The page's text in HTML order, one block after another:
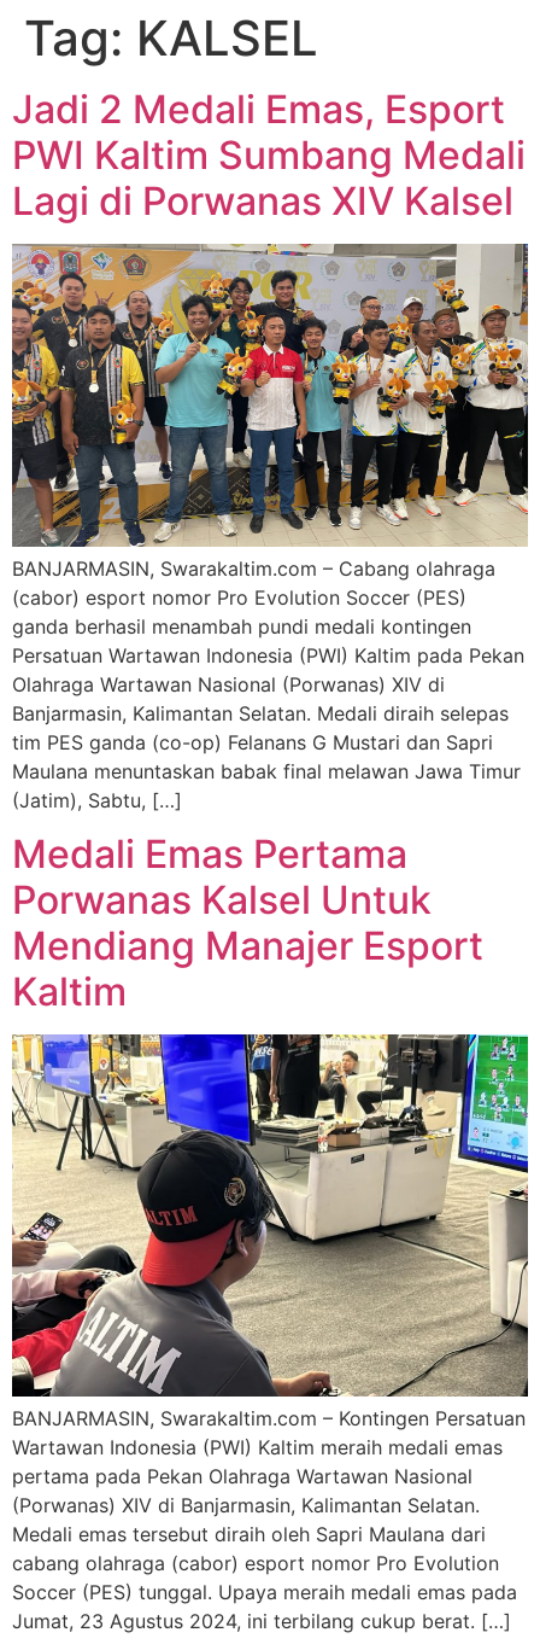
Tag: KALSEL
Jadi 2 Medali Emas, Esport
PWI Kaltim Sumbang Medali
Lagi di Porwanas XIV Kalsel
BANJARMASIN, Swarakaltim.com – Cabang olahraga
(cabor) esport nomor Pro Evolution Soccer (PES)
ganda berhasil menambah pundi medali kontingen
Persatuan Wartawan Indonesia (PWI) Kaltim pada Pekan
Olahraga Wartawan Nasional (Porwanas) XIV di
Banjarmasin, Kalimantan Selatan. Medali diraih selepas
tim PES ganda (co-op) Felanans G Mustari dan Sapri
Maulana menuntaskan babak final melawan Jawa Timur
(Jatim), Sabtu, […]
Medali Emas Pertama
Porwanas Kalsel Untuk
Mendiang Manajer Esport
Kaltim
BANJARMASIN, Swarakaltim.com – Kontingen Persatuan
Wartawan Indonesia (PWI) Kaltim meraih medali emas
pertama pada Pekan Olahraga Wartawan Nasional
(Porwanas) XIV di Banjarmasin, Kalimantan Selatan.
Medali emas tersebut diraih oleh Sapri Maulana dari
cabang olahraga (cabor) esport nomor Pro Evolution
Soccer (PES) tunggal. Upaya meraih medali emas pada
Jumat, 23 Agustus 2024, ini terbilang cukup berat. […]